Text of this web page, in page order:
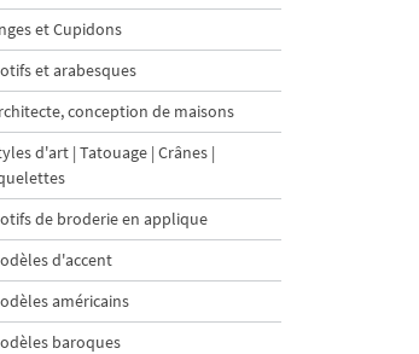
et Cupidons
et arabesques
conception de maisons
d'art | Tatouage | Crânes |
de broderie en applique
d'accent
américains
baroques